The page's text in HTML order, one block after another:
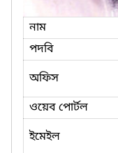
নাম
পদবি
অফিস
ওয়েব পোর্টল
ইমেইল